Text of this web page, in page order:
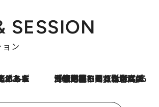
SESSION
ン
2026.8.3
「住宅建てられない…」「サーチャージ料の高値が続いている」ホルムズ海峡封鎖による影響はいつまで続く？《エネルギー専門家に聞く“どうなる日本の暮らし”》